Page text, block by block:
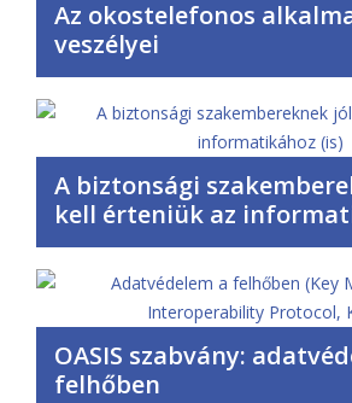
Az okostelefonos
veszélyei
A biztonsági
kell érteniük az
OASIS szabvány:
felhőben